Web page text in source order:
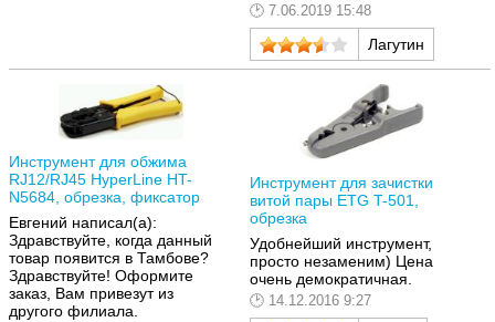
7.06.2019 15:48
Лагутин
Инструмент для обжима
RJ12/RJ45 HyperLine HT-
N5684, обрезка, фиксатор
Евгений написал(а):
Здравствуйте, когда данный
товар появится в Тамбове?
Здравствуйте! Оформите
заказ, Вам привезут из
другого филиала.
Инструмент для зачистки
витой пары ETG T-501,
обрезка
Удобнейший инструмент,
просто незаменим) Цена
очень демократичная.
14.12.2016 9:27